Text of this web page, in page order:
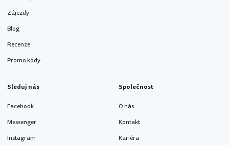
Zájezdy
Blog
Recenze
Promo kódy
Sleduj nás
Facebook
Messenger
Instagram
Společnost
O nás
Kontakt
Kariéra